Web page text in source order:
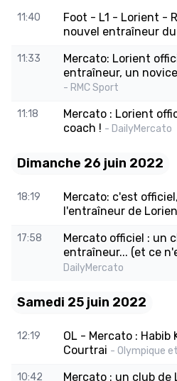
11:40
Foot - L1 - Lorient -
nouvel entraîneur
11:33
Mercato: Lorient
entraîneur, un
- RMC Sport
11:18
Mercato : Lorient
coach ! - DailyMercato
Dimanche 26 juin 2022
18:19
Mercato: c'est
l'entraîneur de
17:58
Mercato officiel : un
entraîneur... (et ce
DailyMercato
Samedi 25 juin 2022
12:19
OL - Mercato : Habib
Courtrai - Olympique
10:42
Mercato : un club de